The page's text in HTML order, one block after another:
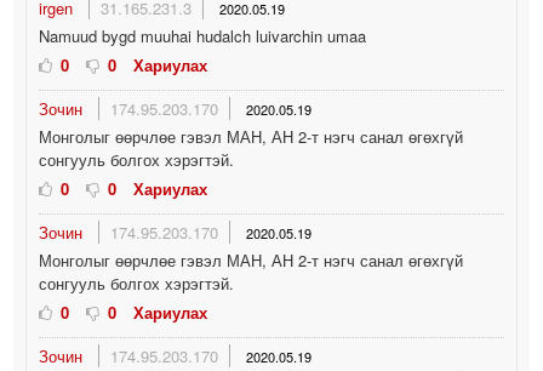
irgen
31.165.231.3 2020.05.19
Namuud bygd muuhai hudalch luivarchin umaa
0
0
Хариулах
Зочин
174.95.203.170 2020.05.19
Монголыг өөрчлөе гэвэл МАН, АН 2-т нэгч санал өгөхгүй
сонгууль болгох хэрэгтэй.
0
0
Хариулах
Зочин
174.95.203.170 2020.05.19
Монголыг өөрчлөе гэвэл МАН, АН 2-т нэгч санал өгөхгүй
сонгууль болгох хэрэгтэй.
0
0
Хариулах
Зочин
174.95.203.170 2020.05.19